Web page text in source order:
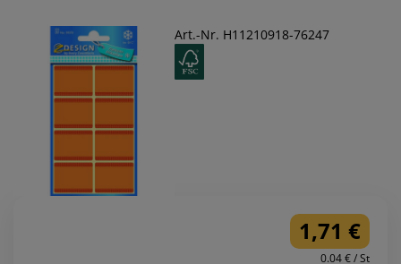
Art.-Nr. H11210918-76247
1,71 €
0.04 € / St